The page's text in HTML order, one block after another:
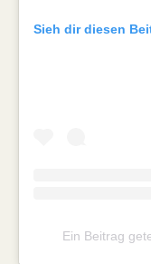
Sieh dir diesen
Ein Beitrag